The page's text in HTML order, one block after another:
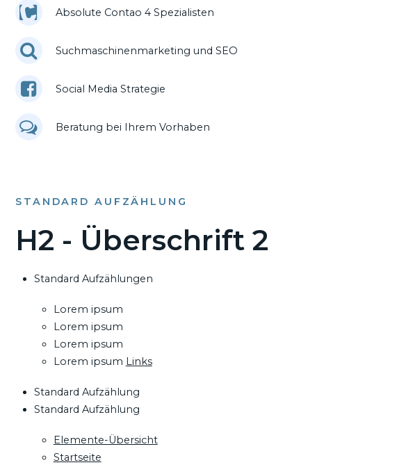
Absolute Contao 4 Spezialisten
Suchmaschinenmarketing und SEO
Social Media Strategie
Beratung bei Ihrem Vorhaben
STANDARD AUFZÄHLUNG
H2 - Überschrift 2
Standard Aufzählungen
Lorem ipsum
Lorem ipsum
Lorem ipsum
Lorem ipsum Links
Standard Aufzählung
Standard Aufzählung
Elemente-Übersicht
Startseite